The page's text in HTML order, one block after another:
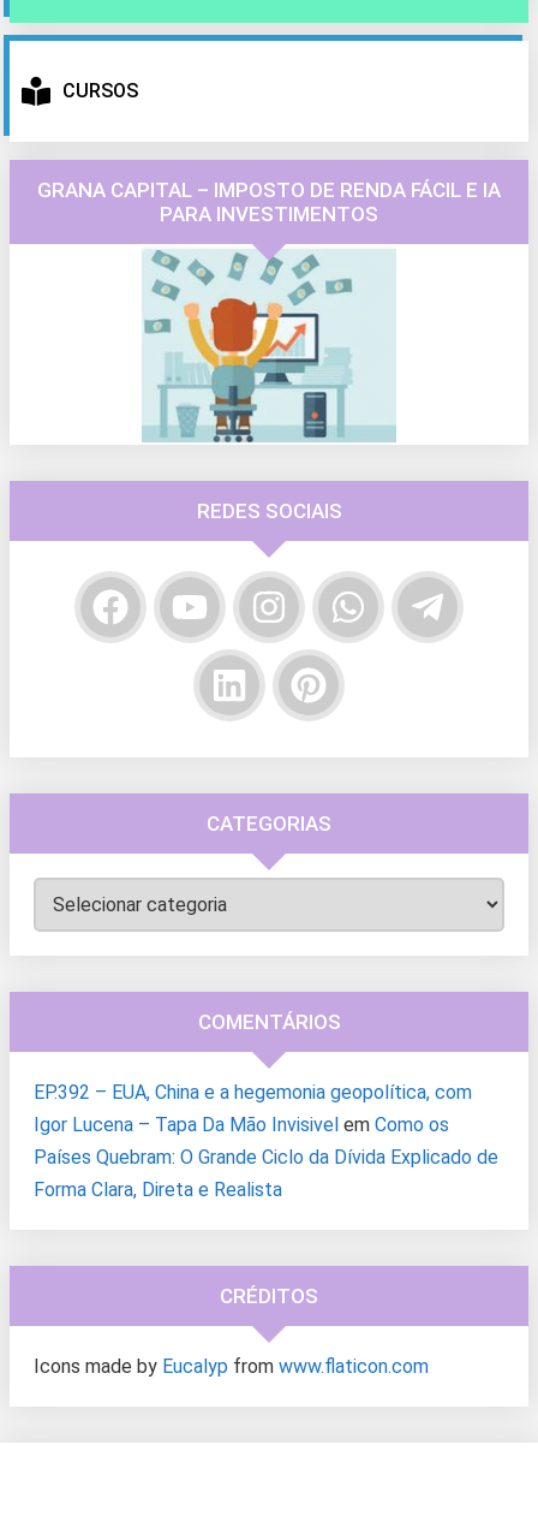
CURSOS
GRANA CAPITAL – IMPOSTO DE RENDA FÁCIL E IA
PARA INVESTIMENTOS
REDES SOCIAIS
CATEGORIAS
Categorias
COMENTÁRIOS
EP.392 – EUA, China e a hegemonia geopolítica, com
Igor Lucena – Tapa Da Mão Invisivel em Como os
Países Quebram: O Grande Ciclo da Dívida Explicado de
Forma Clara, Direta e Realista
CRÉDITOS
Icons made by Eucalyp from www.flaticon.com